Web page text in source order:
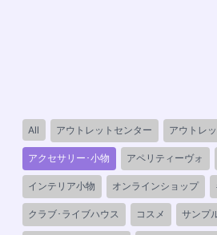
Filter
posts
by
category
All アウトレットセンター アウトレ
アクセサリー･小物 アペリティーヴォ
インテリア小物 オンラインショップ
クラブ･ライブハウス コスメ サンプ